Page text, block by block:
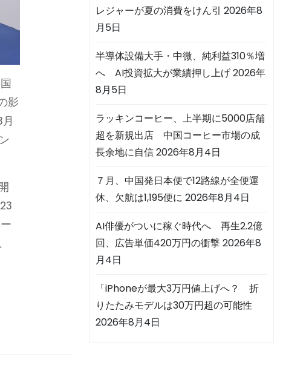
影
レジャーが夏の消費をけん引 2026年8
月5日
半導体設備大手・中微、純利益310％増
へ AI投資拡大が業績押し上げ2026年
8月5日
ラッキンコーヒー、上半期に5000店舗
超を新規出店 中国コーヒー市場の成
長余地に自信2026年8月4日
７月、中国発日本便で12路線が全便運
休、欠航は1,195便に 2026年8月4日
AI俳優がついに稼ぐ時代へ 再生2.2億
回、広告単価420万円の衝撃2026年8
月4日
「iPhoneが最大3万円値上げへ？ 折
りたたみモデルは30万円超の可能性
2026年8月4日